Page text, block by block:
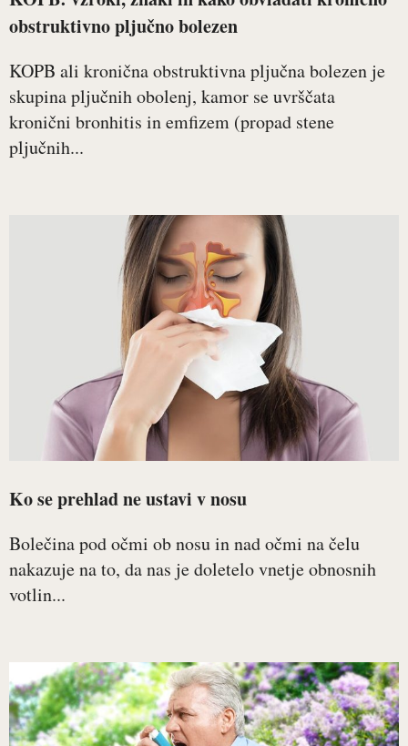
obstruktivno pljučno bolezen
KOPB ali kronična obstruktivna pljučna bolezen je
skupina pljučnih obolenj, kamor se uvrščata
kronični bronhitis in emfizem (propad stene
pljučnih...
Ko se prehlad ne ustavi v nosu
Bolečina pod očmi ob nosu in nad očmi na čelu
nakazuje na to, da nas je doletelo vnetje obnosnih
votlin...